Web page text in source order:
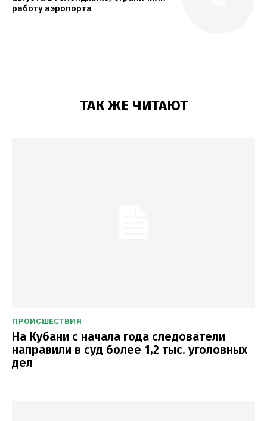
работу аэропорта
ТАК ЖЕ ЧИТАЮТ
ПРОИСШЕСТВИЯ
На Кубани с начала года следователи
направили в суд более 1,2 тыс. уголовных
дел